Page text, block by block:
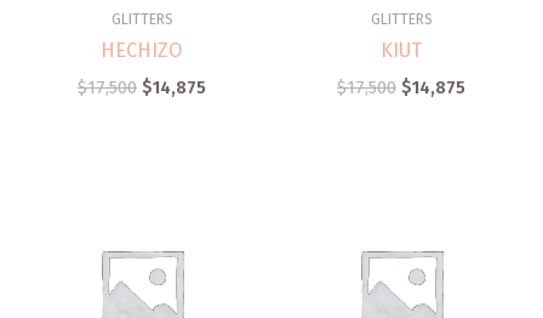
GLITTERS
HECHIZO
$17,500 $14,875
GLITTERS
KIUT
$17,500 $14,875